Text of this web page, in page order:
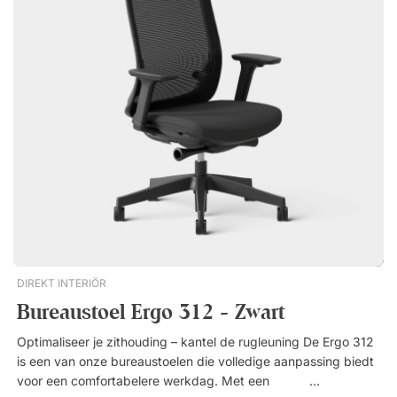
Motoren 3 stille motoren. Hefvermogen: 240 kg. Ingepakt
voor extra veiligheid. Bureaublad 22 mm dikke spaanplaat
met hoge dichtheid. Slijtvast laminaat in meerdere
uitvoeringen. Gelamineerd aan beide zijden. Kan links of
rechts gemonteerd worden. Gemakkelijk schoon te houden.
Wordt geleverd zonder voorgeboorde gaten.Premium is ons
meest geavanceerde zit sta hoekbureau. Uitgerust met drie
ultrastille motoren, een slimme geheugenfunctie en
automatische botsingsbeveiliging. Premiumkwaliteit voor een
aantrekkelijke prijs. Meer dan 100.000 tevreden gebruikers!
Uiterst stil met drie krachtige motoren. Drie geheugenstanden
en automatische botsingsbeveiliging. Omkeerbaar bureaublad
eenvoudige functies van de stoel, maakt Nevo perfect
geschikt voor bijvoorbeeld het thuiskantoor of de
vergaderruimte.Bureaustoel Nevo combineert stijl en comfort
met een hoge rugleuning, kniekantelmechanisme en
kunstleren bekleding – voor thuiskantoor en vergaderruimte.
Zitvlak van kunstleer met stijlvolle dwarstiksels.
Vergrendelbare schommelfunctie. Hoge rugleuning met een
handig handvat aan de achterkant. Verchroomd
draaionderstel met 5 wielen. Verchroomde armleuningen,
gedeeltelijk bekleed met kunstleer.
DIREKT INTERIÖR
Bureaustoel Ergo 312 - Zwart
Optimaliseer je zithouding – kantel de rugleuning De Ergo 312
is een van onze bureaustoelen die volledige aanpassing biedt
voor een comfortabelere werkdag. Met een